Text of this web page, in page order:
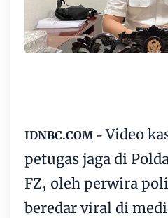
IDNBC.COM - Video
petugas jaga di
FZ, oleh perwira
beredar viral di